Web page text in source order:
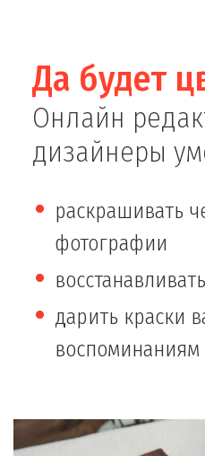
Да будет
Онлайн
дизайнеры
раскрашивать
фотографии
дарить краски
воспоминаниям